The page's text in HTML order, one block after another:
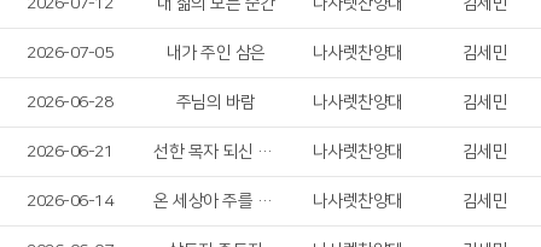
2026-07-12 내 삶의 모든 순간 나사렛찬양대 김세민
2026-07-05 내가 주인 삼은 나사렛찬양대 김세민
2026-06-28 주님의 바람 나사렛찬양대 김세민
2026-06-21 선한 목자 되신 우리 주 나사렛찬양대 김세민
2026-06-14 온 세상아 주를 찬양하라 나사렛찬양대 김세민